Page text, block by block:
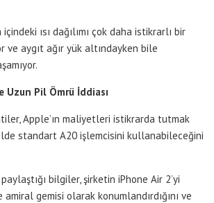
ısı dağılımı çok daha istikrarlı bir
ve aygıt ağır yük altındayken bile
Uzun Pil Ömrü İddiası
Apple’ın maliyetleri istikrarda tutmak
standart A20 işlemcisini kullanabileceğini
paylaştığı bilgiler, şirketin iPhone Air 2’yi
gemisi olarak konumlandırdığını ve